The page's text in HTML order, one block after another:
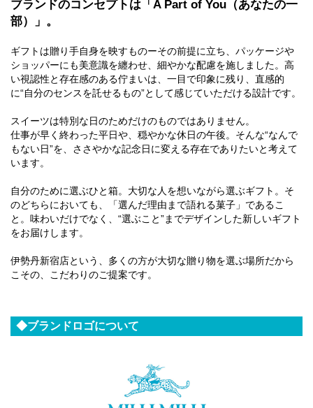
ブランドのコンセプトは「A Part of You（あなたの一
部）」。
ギフトは贈り手自身を映すものーその前提に立ち、パッケージや
ショッパーにも美意識を纏わせ、細やかな配慮を施しました。高
い視認性と存在感のある佇まいは、一目で印象に残り、直感的
に“自分のセンスを託せるもの”として感じていただける設計です。
スイーツは特別な日のためだけのものではありません。
仕事が早く終わった平日や、穏やかな休日の午後。そんな“なんで
もない日”を、ささやかな記念日に変える存在でありたいと考えて
います。
自分のために選ぶひと箱。大切な人を想いながら選ぶギフト。そ
のどちらにおいても、「選んだ理由まで語れる菓子」であるこ
と。味わいだけでなく、“選ぶこと”までデザインした新しいギフト
をお届けします。
伊勢丹新宿店という、多くの方が大切な贈り物を選ぶ場所だから
こその、こだわりのご提案です。
◆ブランドロゴについて